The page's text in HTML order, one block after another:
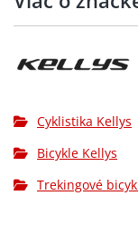
Přesmykač:
Brzdy:
Brzdové páky:
Cyklistika Kellys
Bicykle Kellys
Trekingové